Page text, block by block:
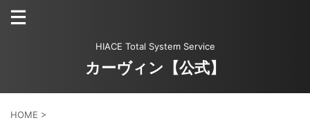
HIACE Total System Service
カーヴィン【公式】
HOME >